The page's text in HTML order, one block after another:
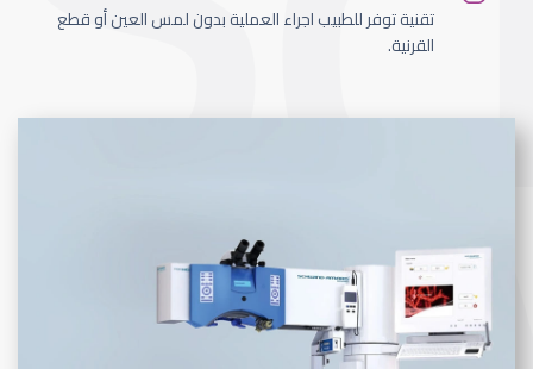
تقنية توفر للطبيب اجراء العملية بدون لمس العين أو قطع
القرنية.